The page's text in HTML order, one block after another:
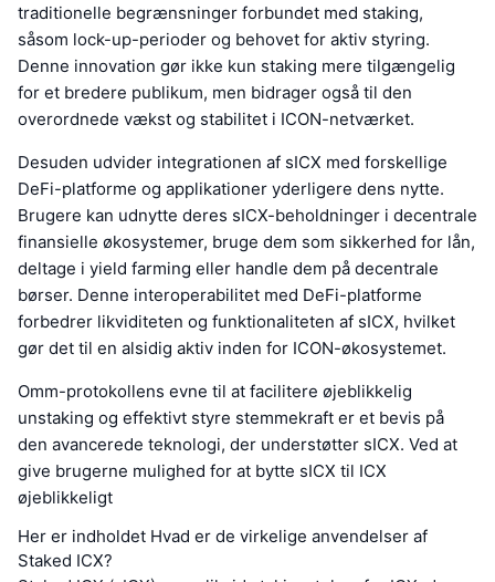
traditionelle begrænsninger forbundet med staking,
såsom lock-up-perioder og behovet for aktiv styring.
Denne innovation gør ikke kun staking mere tilgængelig
for et bredere publikum, men bidrager også til den
overordnede vækst og stabilitet i ICON-netværket.
Desuden udvider integrationen af sICX med forskellige
DeFi-platforme og applikationer yderligere dens nytte.
Brugere kan udnytte deres sICX-beholdninger i decentrale
finansielle økosystemer, bruge dem som sikkerhed for lån,
deltage i yield farming eller handle dem på decentrale
børser. Denne interoperabilitet med DeFi-platforme
forbedrer likviditeten og funktionaliteten af sICX, hvilket
gør det til en alsidig aktiv inden for ICON-økosystemet.
Omm-protokollens evne til at facilitere øjeblikkelig
unstaking og effektivt styre stemmekraft er et bevis på
den avancerede teknologi, der understøtter sICX. Ved at
give brugerne mulighed for at bytte sICX til ICX
øjeblikkeligt
Her er indholdet Hvad er de virkelige anvendelser af
Staked ICX?